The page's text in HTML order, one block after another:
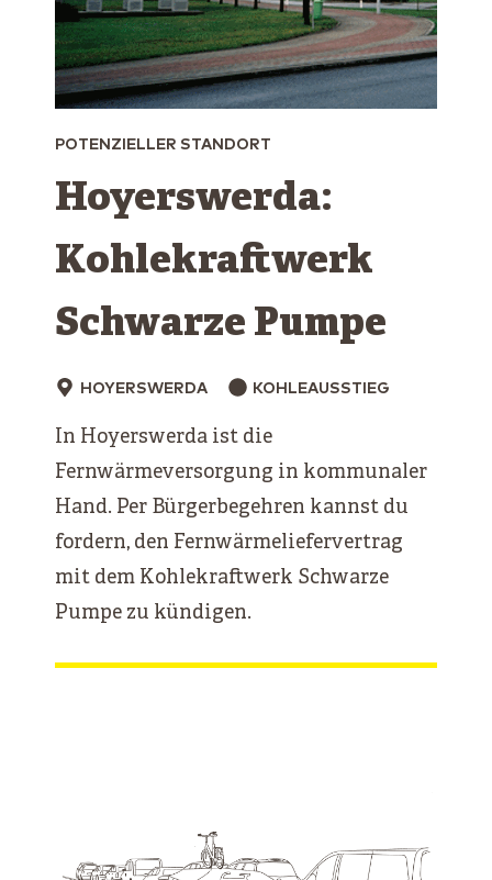
POTENZIELLER STANDORT
Hoyerswerda:
Kohlekraftwerk
Schwarze ­Pumpe
HOYERSWERDA KOHLEAUSSTIEG
In Hoyerswerda ist die
Fernwärmeversorgung in kommunaler
Hand. Per Bürgerbegehren kannst du
fordern, den Fernwärmeliefervertrag
mit dem Kohlekraftwerk Schwarze
Pumpe zu kündigen.